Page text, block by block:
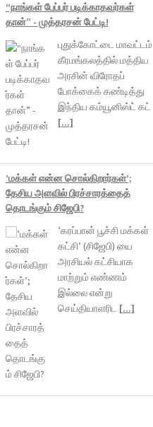
“நாங்கள் பேப்பர் படிக்காதவர்கள்
தான்” - முத்தரசன் பேட்டி!
புதுக்கோட்டை மாவட்டம்
கீரமங்கலத்தில் மத்திய
அரசின் விரோதப்
போக்கைக் கண்டித்து
இந்திய கம்யூனிஸ்ட் கட்
[...]
’மக்கள் என்ன சொல்கிறார்கள்’;
தேசிய அளவில் பிரச்சாரத்தைத்
தொடங்கும் சிஜேபி?
’கரப்பான் பூச்சி மக்கள்
கட்சி’ (சிஜேபி) யை
அரசியல் கட்சியாக
மாற்றும் எண்ணம்
இல்லை என்று
செய்தியாளரிட [...]